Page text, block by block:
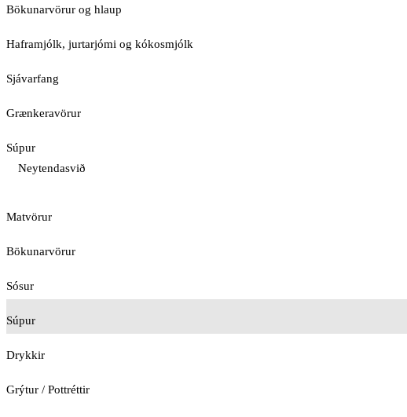
Bökunarvörur og hlaup
Haframjólk, jurtarjómi og kókosmjólk
Sjávarfang
Grænkeravörur
Súpur
Neytendasvið
Matvörur
Bökunarvörur
Sósur
Súpur
Drykkir
Grýtur / Pottréttir